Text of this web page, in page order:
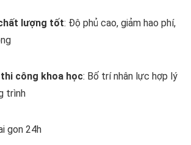
lượng tốt: Độ phủ cao, giảm hao phí,
thi công khoa học: Bố trí nhân lực hợp lý
trình